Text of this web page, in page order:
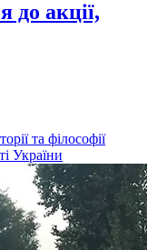
до акції,
та філософії
України